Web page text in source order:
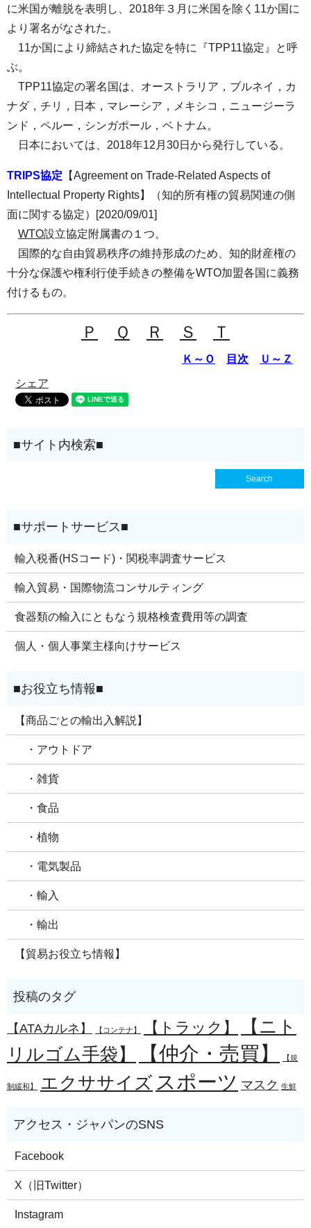
に米国が離脱を表明し、2018年３月に米国を除く11か国に
より署名がなされた。
11か国により締結された協定を特に『TPP11協定』と呼
ぶ。
TPP11協定の署名国は、オーストラリア，ブルネイ，カ
ナダ，チリ，日本，マレーシア，メキシコ，ニュージーラ
ンド，ペルー，シンガポール，ベトナム。
日本においては、2018年12月30日から発行している。
TRIPS協定 【Agreement on Trade-Related Aspects of
Intellectual Property Rights】（知的所有権の貿易関連の側
面に関する協定）[2020/09/01]
WTO設立協定附属書の１つ。
国際的な自由貿易秩序の維持形成のため、知的財産権の
十分な保護や権利行使手続きの整備をWTO加盟各国に義務
付けるもの。
Ｐ Ｑ Ｒ Ｓ Ｔ
Ｋ～Ｏ 目次 Ｕ～Ｚ
シェア
輸入税番(HSコード)・関税率調査サービス
輸入貿易・国際物流コンサルティング
食器類の輸入にともなう規格検査費用等の調査
個人・個人事業主様向けサービス
【商品ごとの輸出入解説】
・アウトドア
・雑貨
・食品
・植物
・電気製品
・輸入
・輸出
【貿易お役立ち情報】
【ATAカルネ】 【コンテナ】 【トラック】
【ニト
リルゴム手袋】
【仲介・売買】 【規
制緩和】 エクササイズ スポーツ マスク 生鮮
Facebook
X（旧Twitter）
Instagram